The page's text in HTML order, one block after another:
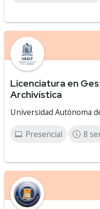
Licenciatura en
Archivística
Universidad Autónoma
Presencial 8